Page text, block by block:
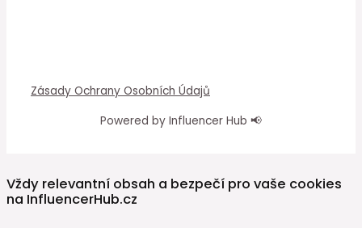
Zásady Ochrany Osobních Údajů
Powered by Influencer Hub 📢
Vždy relevantní obsah a bezpečí pro vaše cookies
na InfluencerHub.cz